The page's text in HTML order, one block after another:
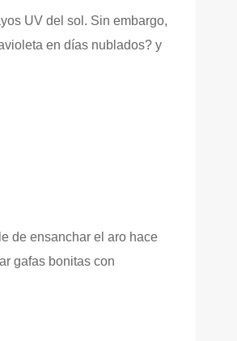
UV del sol. Sin embargo,
en días nublados? y
de ensanchar el aro hace
gafas bonitas con